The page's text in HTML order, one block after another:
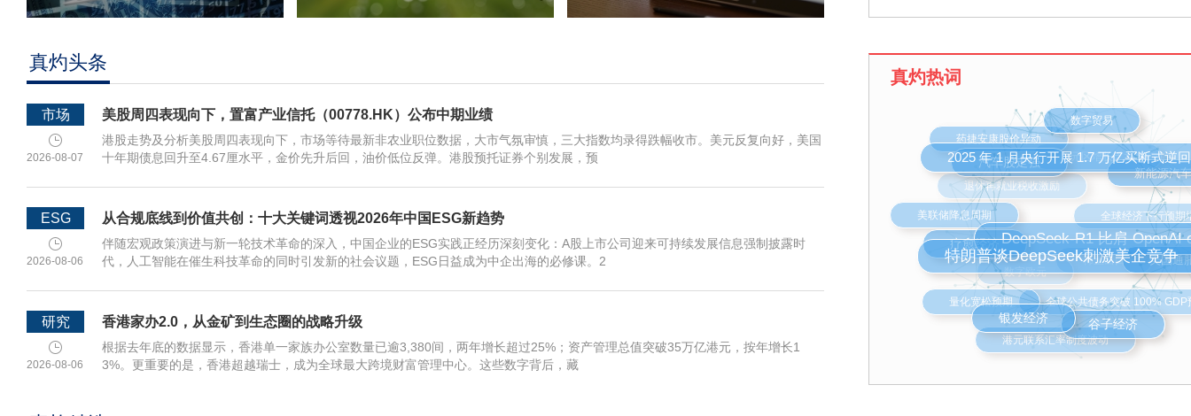
真灼头条
市场
2026-08-07
美股周四表现向下，置富产业信托（00778.HK）公布中期业绩
港股走势及分析美股周四表现向下，市场等待最新非农业职位数据，大市气氛审慎，三大指数均录得跌幅收市。美元反复向好，美国
十年期债息回升至4.67厘水平，金价先升后回，油价低位反弹。港股预托证券个别发展，预
ESG
2026-08-06
从合规底线到价值共创：十大关键词透视2026年中国ESG新趋势
伴随宏观政策演进与新一轮技术革命的深入，中国企业的ESG实践正经历深刻变化：A股上市公司迎来可持续发展信息强制披露时
代，人工智能在催生科技革命的同时引发新的社会议题，ESG日益成为中企出海的必修课。2
研究
2026-08-06
香港家办2.0，从金矿到生态圈的战略升级
根据去年底的数据显示，香港单一家族办公室数量已逾3,380间，两年增长超过25%；资产管理总值突破35万亿港元，按年增长1
3%。更重要的是，香港超越瑞士，成为全球最大跨境财富管理中心。这些数字背后，藏
设1.5万户。其中，航天器及运载火箭制造业新
路制造业增长24.2%。三是产能过剩行业企业
上半年，新能源汽车、光伏、锂电池产业相关
7632户、5089户、155户，同比分别增长4.6%
12:13
市场监管总局公布数据显示，上半年服务业新
395.7万户，与去年同期持平。传统消费承压前
费增长点活力显现，持续为扩内需促消费注入
是传统商贸企业稳中有增。上半年，批发零售
173.7万户，同比增长2.9%。二是新型消费业态
发。“银发经济”产业新设相关企业3.1万户，同
16.0%；文化旅游产业新设相关企业147.5万户
快增长势头；“名特优新”个体工商户达到18.4
高技术服务业加速壮大。信息传输和软件技术
企业32.2万户，同比增长3.3%；检验检测服务
业1.6万户，增长43.9%；科技成果转化服务业
真灼热词
数字欧元
退休再就业税收激励
欧元区增长乏力
全球经济下行预期增强
全球公共债务突破 100% GDP预期
港元联系汇率制度波动
量化宽松预期
美联储降息周期
药捷安康股价异动
数字贸易
新能源汽
美国通
谷子经济
银发经济
疗愈经济
汽车股走强
2025 年 1 月央行开展 1.7 万亿买
DeepSeek-R1 比肩
特朗普谈DeepSeek刺激美企竞争